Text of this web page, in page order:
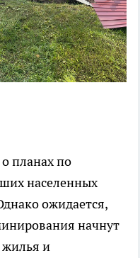
планах по
населенных
ожидается,
начнут
жилья и